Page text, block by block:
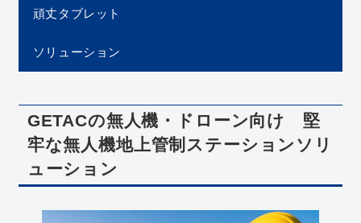
頑丈タブレット
ソリューション
GETACの無人機・ドローン向け 堅
牢な無人機地上管制ステーションソリ
ューション